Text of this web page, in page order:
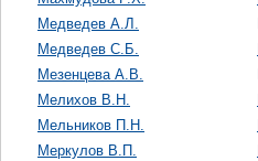
Медведев А.Л.
Медведев С.Б.
Мезенцева А.В.
Мелихов В.Н.
Мельников П.Н.
Меркулов В.П.